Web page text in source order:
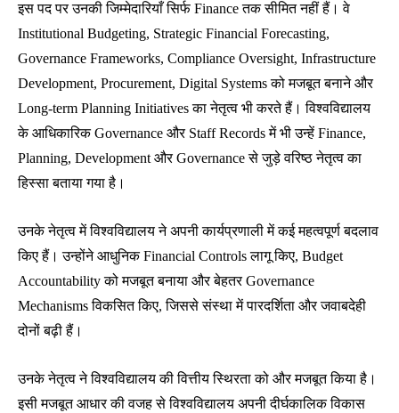
इस पद पर उनकी जिम्मेदारियाँ सिर्फ Finance तक सीमित नहीं हैं। वे
Institutional Budgeting, Strategic Financial Forecasting,
Governance Frameworks, Compliance Oversight, Infrastructure
Development, Procurement, Digital Systems को मजबूत बनाने और
Long-term Planning Initiatives का नेतृत्व भी करते हैं। विश्वविद्यालय
के आधिकारिक Governance और Staff Records में भी उन्हें Finance,
Planning, Development और Governance से जुड़े वरिष्ठ नेतृत्व का
हिस्सा बताया गया है।
उनके नेतृत्व में विश्वविद्यालय ने अपनी कार्यप्रणाली में कई महत्वपूर्ण बदलाव
किए हैं। उन्होंने आधुनिक Financial Controls लागू किए, Budget
Accountability को मजबूत बनाया और बेहतर Governance
Mechanisms विकसित किए, जिससे संस्था में पारदर्शिता और जवाबदेही
दोनों बढ़ी हैं।
उनके नेतृत्व ने विश्वविद्यालय की वित्तीय स्थिरता को और मजबूत किया है।
इसी मजबूत आधार की वजह से विश्वविद्यालय अपनी दीर्घकालिक विकास